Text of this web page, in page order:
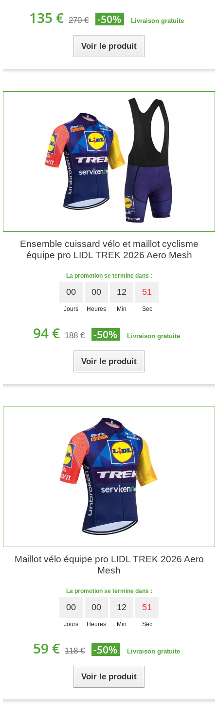
135 € 270 € -50% Livraison gratuite
Voir le produit
Ensemble cuissard vélo et maillot cyclisme
équipe pro LIDL TREK 2026 Aero Mesh
La promotion se termine dans :
00
Jours
00
Heures
12
Min
50
Sec
94 € 188 € -50% Livraison gratuite
Voir le produit
Maillot vélo équipe pro LIDL TREK 2026 Aero
Mesh
La promotion se termine dans :
00
Jours
00
Heures
12
Min
50
Sec
59 € 118 € -50% Livraison gratuite
Voir le produit